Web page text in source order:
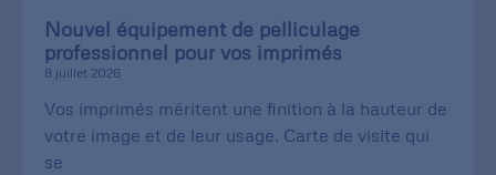
Nouvel équipement de pelliculage
professionnel pour vos imprimés
8 juillet 2026
Vos imprimés méritent une finition à la hauteur de
votre image et de leur usage. Carte de visite qui
se